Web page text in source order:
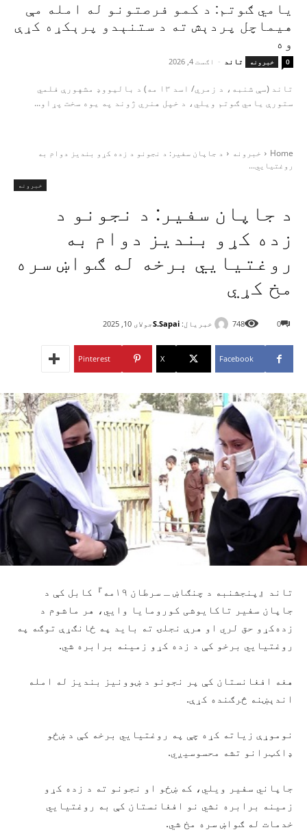
یامي ګوتم: د کمو فرصتونو له امله مې
هیماچل پردېش ته د ستنېدو پرېکړه کړې
وه
خبرونه تاند - اګست 4, 2026 0
تاند (سې شنبه، د زمري/ اسد ۱۳ مه) د بالیووډ مشهورې فلمي
ستورې یامي ګوتم ویلي، د خپل هنري ژوند په یوه سخت پړاو...